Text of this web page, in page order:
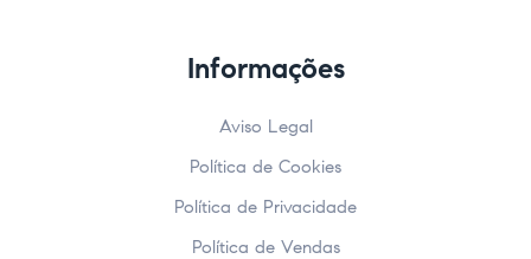
Informações
Aviso Legal
Política de Cookies
Política de Privacidade
Política de Vendas